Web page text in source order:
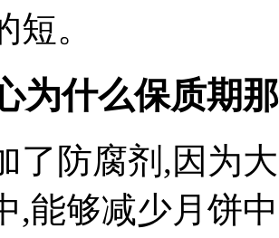
短。
为什么保质期
了防腐剂,因为
,能够减少月饼